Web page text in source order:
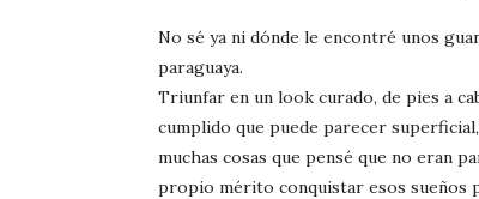
No sé ya ni dónde le encontré unos
paraguaya.
Triunfar en un look curado, de pies a
cumplido que puede parecer
muchas cosas que pensé que no eran
propio mérito conquistar esos sueños